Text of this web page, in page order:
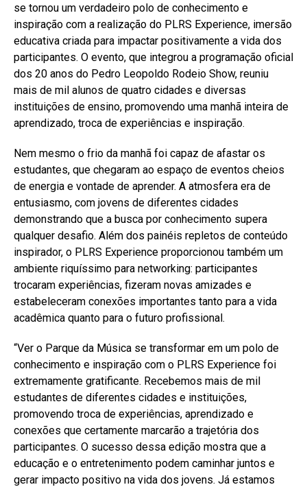
se tornou um verdadeiro polo de conhecimento e
inspiração com a realização do PLRS Experience, imersão
educativa criada para impactar positivamente a vida dos
participantes. O evento, que integrou a programação oficial
dos 20 anos do Pedro Leopoldo Rodeio Show, reuniu
mais de mil alunos de quatro cidades e diversas
instituições de ensino, promovendo uma manhã inteira de
aprendizado, troca de experiências e inspiração.
Nem mesmo o frio da manhã foi capaz de afastar os
estudantes, que chegaram ao espaço de eventos cheios
de energia e vontade de aprender. A atmosfera era de
entusiasmo, com jovens de diferentes cidades
demonstrando que a busca por conhecimento supera
qualquer desafio. Além dos painéis repletos de conteúdo
inspirador, o PLRS Experience proporcionou também um
ambiente riquíssimo para networking: participantes
trocaram experiências, fizeram novas amizades e
estabeleceram conexões importantes tanto para a vida
acadêmica quanto para o futuro profissional.
“Ver o Parque da Música se transformar em um polo de
conhecimento e inspiração com o PLRS Experience foi
extremamente gratificante. Recebemos mais de mil
estudantes de diferentes cidades e instituições,
promovendo troca de experiências, aprendizado e
conexões que certamente marcarão a trajetória dos
participantes. O sucesso dessa edição mostra que a
educação e o entretenimento podem caminhar juntos e
gerar impacto positivo na vida dos jovens. Já estamos